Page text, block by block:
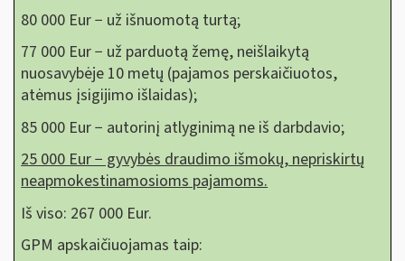
80 000 Eur − už išnuomotą turtą;
77 000 Eur − už parduotą žemę, neišlaikytą
nuosavybėje 10 metų (pajamos perskaičiuotos,
atėmus įsigijimo išlaidas);
85 000 Eur − autorinį atlyginimą ne iš darbdavio;
25 000 Eur − gyvybės draudimo išmokų, nepriskirtų
neapmokestinamosioms pajamoms.
Iš viso: 267 000 Eur.
GPM apskaičiuojamas taip: